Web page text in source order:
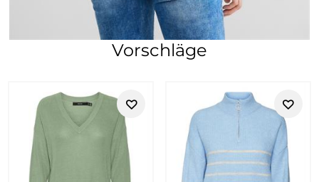
Vorschläge